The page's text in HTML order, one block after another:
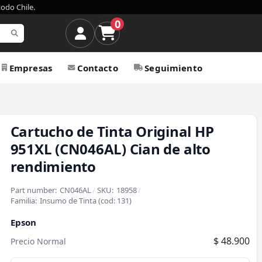
Chile.
0
Empresas Contacto Seguimiento
Cartucho de Tinta Original HP
951XL (CN046AL) Cian de alto
rendimiento
Part number: CN046AL/SKU: 18958/
Familia: Insumo de Tinta(cod: 131)
Epson
Precio Normal $ 48.900